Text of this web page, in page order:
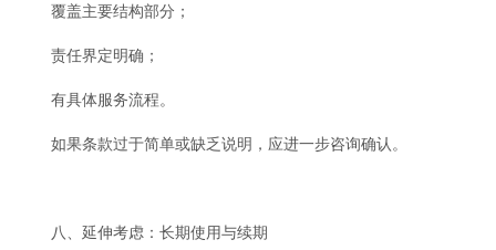
覆盖主要结构部分；
责任界定明确；
有具体服务流程。
如果条款过于简单或缺乏说明，应进一步咨询确认。
八、延伸考虑：长期使用与续期